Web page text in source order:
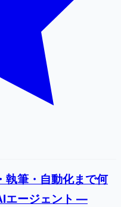
執筆・自動化まで何
エージェント —